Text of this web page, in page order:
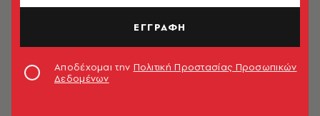
ΕΓΓΡΑΦΗ
Αποδέχομαι την Πολιτική Προστασίας Προσωπικών
Δεδομένων